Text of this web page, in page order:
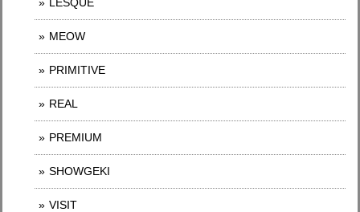
MEOW
PRIMITIVE
REAL
PREMIUM
SHOWGEKI
VISIT